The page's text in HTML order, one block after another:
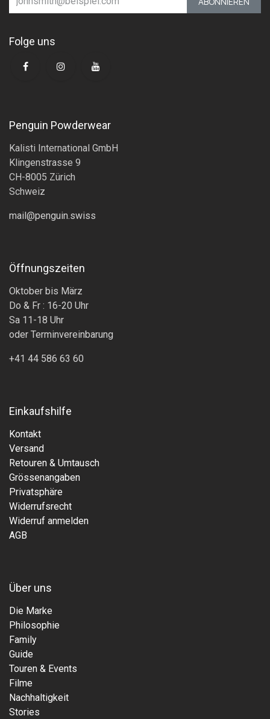
Folge uns
Penguin Powderwear
Kalisti International GmbH
Klingenstrasse 9
CH-8005 Zürich
Schweiz
mail@penguin.swiss
Öffnungszeiten
Oktober bis März
Do & Fr : 16-20 Uhr
Sa 11-18 Uhr
oder Terminvereinbarung
+41 44 586 63 60
Einkaufshilfe
Kontakt
Versand
Retouren & Umtausch
Grössenangaben
Privatsphäre
Widerrufsrecht
Widerruf anmelden
AGB
Über uns
Die Marke
Philosophie
Family
Guide
Touren & Events
Filme
Nachhaltigkeit
Stories